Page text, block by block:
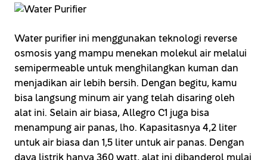
Water purifier ini menggunakan teknologi reverse
osmosis yang mampu menekan molekul air melalui
semipermeable untuk menghilangkan kuman dan
menjadikan air lebih bersih. Dengan begitu, kamu
bisa langsung minum air yang telah disaring oleh
alat ini. Selain air biasa, Allegro C1 juga bisa
menampung air panas, lho. Kapasitasnya 4,2 liter
untuk air biasa dan 1,5 liter untuk air panas. Dengan
daya listrik hanya 360 watt, alat ini dibanderol mulai